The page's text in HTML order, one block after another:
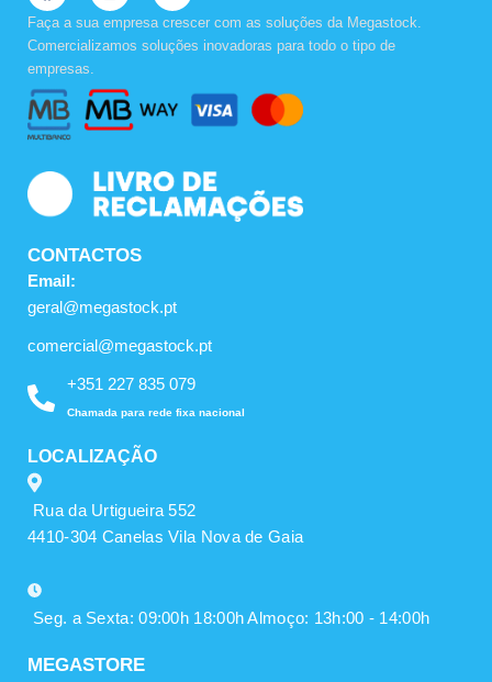
c
e
o
o
k
s
t
r
a
m
u
t
u
e
Faça a sua empresa crescer com as soluções da Megastock.
Comercializamos soluções inovadoras para todo o tipo de
empresas.
CONTACTOS
Email:
geral@megastock.pt
comercial@megastock.pt
+351 227 835 079
Chamada para rede fixa nacional
LOCALIZAÇÃO
Rua da Urtigueira 552
4410-304 Canelas Vila Nova de Gaia
Seg. a Sexta: 09:00h 18:00h Almoço: 13h:00 - 14:00h
MEGASTORE